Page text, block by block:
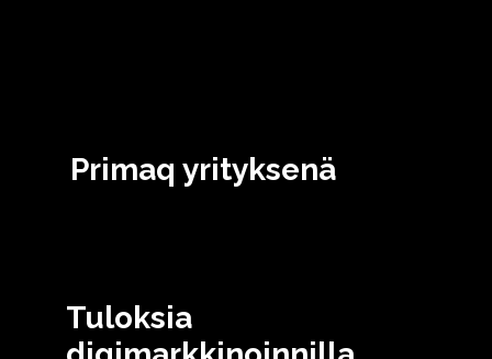
Primaq yrityksenä
Tuloksia